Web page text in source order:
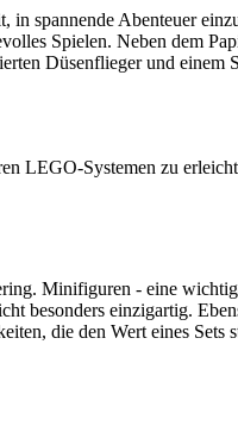
spannende Abenteuer
Spielen. Neben dem
Düsenflieger und einem
LEGO-Systemen zu
Minifiguren - eine
besonders einzigartig.
die den Wert eines Sets